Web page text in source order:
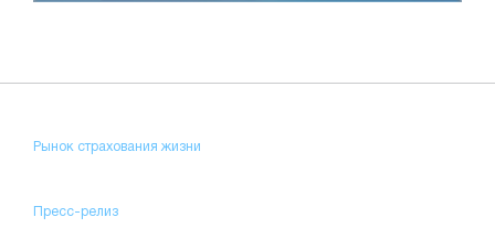
Рынок страхования жизни
Пресс-релиз